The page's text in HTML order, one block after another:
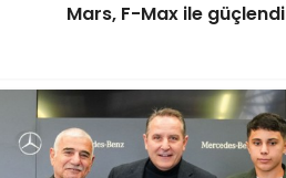
Mars, F-Max ile güçlendi